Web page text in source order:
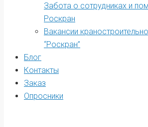
Забота о сотрудниках и
Роскран
Вакансии
“Роскран”
Блог
Контакты
Заказ
Опросники